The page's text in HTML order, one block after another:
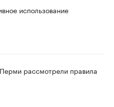
использование
рассмотрели правила